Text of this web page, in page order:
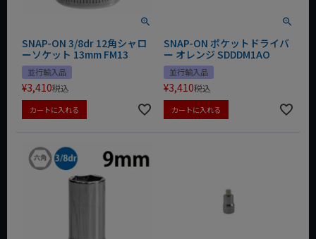
SNAP-ON 3/8dr 12角シャロ
ーソケット 13mm FM13
並行輸入品
¥3,410税込
カートに入れる
SNAP-ON ポケットドライバ
ー オレンジ SDDDM1AO
並行輸入品
¥3,410税込
カートに入れる